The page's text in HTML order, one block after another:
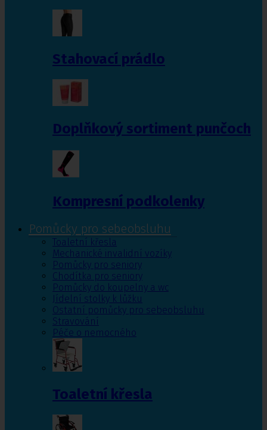
Stahovací prádlo
Doplňkový sortiment punčoch
Kompresní podkolenky
Pomůcky pro sebeobsluhu
Toaletní křesla
Mechanické invalidní vozíky
Pomůcky pro seniory
Chodítka pro seniory
Pomůcky do koupelny a wc
Jídelní stolky k lůžku
Ostatní pomůcky pro sebeobsluhu
Stravování
Péče o nemocného
Toaletní křesla